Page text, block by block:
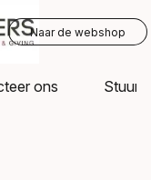
Naar de webshop
ons Stuur